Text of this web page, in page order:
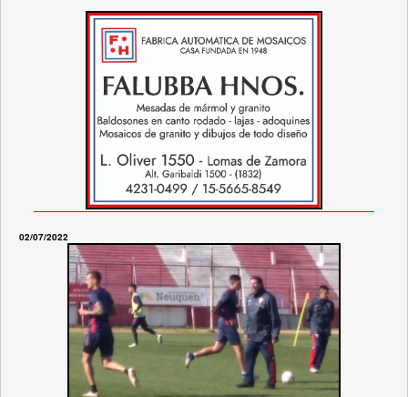
02/07/2022